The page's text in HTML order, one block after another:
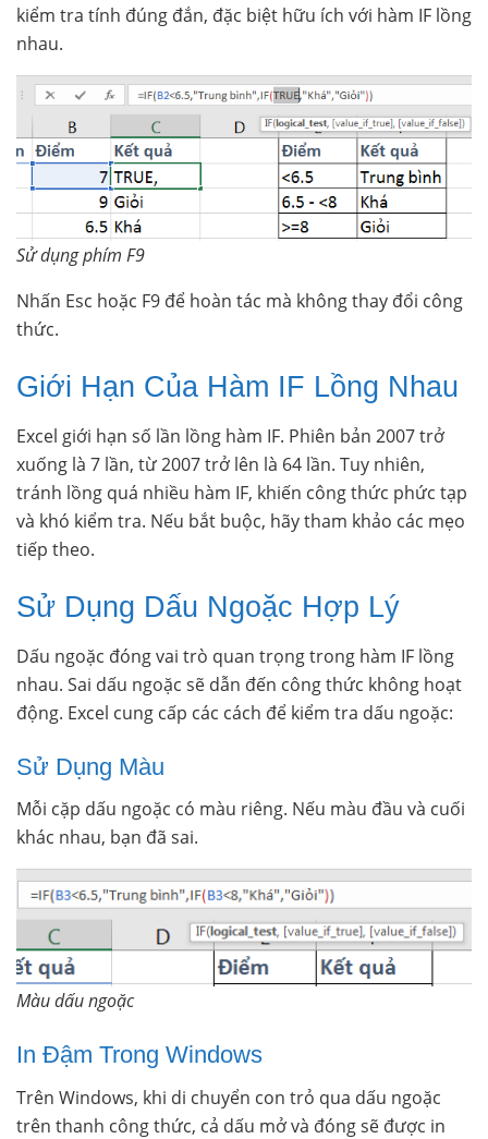
kiểm tra tính đúng đắn, đặc biệt hữu ích với hàm IF lồng
nhau.
Sử dụng phím F9
Nhấn Esc hoặc F9 để hoàn tác mà không thay đổi công
thức.
Giới Hạn Của Hàm IF Lồng Nhau
Excel giới hạn số lần lồng hàm IF. Phiên bản 2007 trở
xuống là 7 lần, từ 2007 trở lên là 64 lần. Tuy nhiên,
tránh lồng quá nhiều hàm IF, khiến công thức phức tạp
và khó kiểm tra. Nếu bắt buộc, hãy tham khảo các mẹo
tiếp theo.
Sử Dụng Dấu Ngoặc Hợp Lý
Dấu ngoặc đóng vai trò quan trọng trong hàm IF lồng
nhau. Sai dấu ngoặc sẽ dẫn đến công thức không hoạt
động. Excel cung cấp các cách để kiểm tra dấu ngoặc:
Sử Dụng Màu
Mỗi cặp dấu ngoặc có màu riêng. Nếu màu đầu và cuối
khác nhau, bạn đã sai.
Màu dấu ngoặc
In Đậm Trong Windows
Trên Windows, khi di chuyển con trỏ qua dấu ngoặc
trên thanh công thức, cả dấu mở và đóng sẽ được in